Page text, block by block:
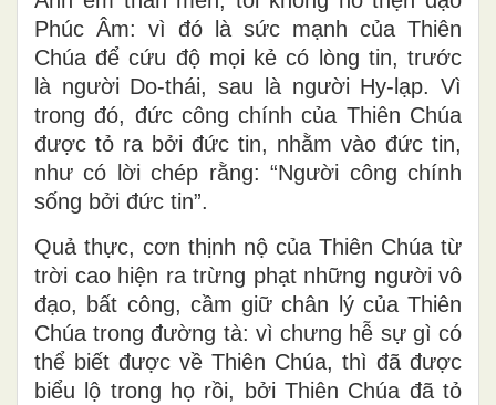
Phúc Âm: vì đó là sức mạnh của Thiên
Chúa để cứu độ mọi kẻ có lòng tin, trước
là người Do-thái, sau là người Hy-lạp. Vì
trong đó, đức công chính của Thiên Chúa
được tỏ ra bởi đức tin, nhằm vào đức tin,
như có lời chép rằng: “Người công chính
sống bởi đức tin”.
Quả thực, cơn thịnh nộ của Thiên Chúa từ
trời cao hiện ra trừng phạt những người vô
đạo, bất công, cầm giữ chân lý của Thiên
Chúa trong đường tà: vì chưng hễ sự gì có
thể biết được về Thiên Chúa, thì đã được
biểu lộ trong họ rồi, bởi Thiên Chúa đã tỏ